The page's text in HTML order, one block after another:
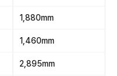
1,880mm
1,460mm
2,895mm